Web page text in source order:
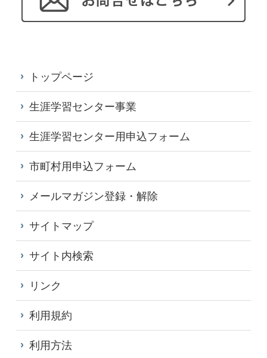
トップページ
生涯学習センター事業
生涯学習センター用申込フォーム
市町村用申込フォーム
メールマガジン登録・解除
サイトマップ
サイト内検索
リンク
利用規約
利用方法